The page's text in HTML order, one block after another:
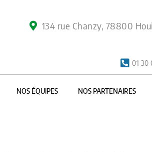
134 rue Chanzy, 78800
01 30
NOS ÉQUIPES NOS PARTENAIRES